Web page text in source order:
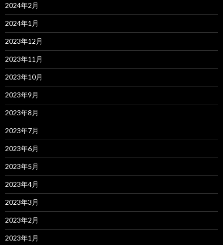
2024年2月
2024年1月
2023年12月
2023年11月
2023年10月
2023年9月
2023年8月
2023年7月
2023年6月
2023年5月
2023年4月
2023年3月
2023年2月
2023年1月